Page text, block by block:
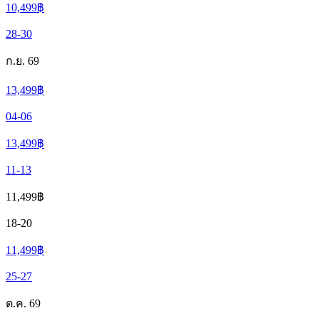
10,499฿
28-30
ก.ย. 69
13,499฿
04-06
13,499฿
11-13
11,499฿
18-20
11,499฿
25-27
ต.ค. 69